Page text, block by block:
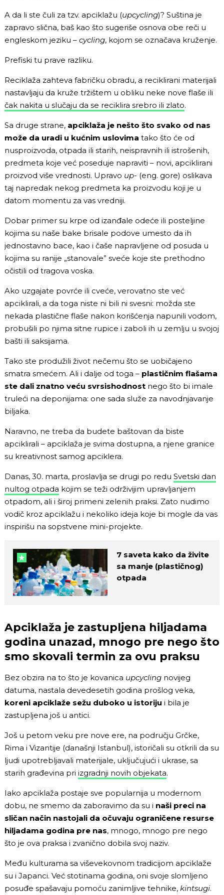
A da li ste čuli za tzv. apciklažu (upcycling)? Suština je
zapravo slična, baš kao što sugeriše osnova obe reči u
engleskom jeziku – cycling, kojom se označava kruženje.
Prefiski tu prave razliku.
Reciklaža zahteva fabričku obradu, a reciklirani materijali
nastavljaju da kruže tržištem u obliku neke nove flaše ili
čak nakita u slučaju da se reciklira srebro ili zlato.
Sa druge strane, apciklaža je nešto što svako od nas
može da uradi u kućnim uslovima tako što će od
nusproizvoda, otpada ili starih, neispravnih ili istrošenih,
predmeta koje već poseduje napraviti – novi, apciklirani
proizvod više vrednosti. Upravo up- (eng. gore) oslikava
taj napredak nekog predmeta ka proizvodu koji je u
datom momentu za vas vredniji.
Dobar primer su krpe od izanđale odeće ili posteljine
kojima su naše bake brisale podove umesto da ih
jednostavno bace, kao i čaše napravljene od posuda u
kojima su ranije „stanovale” sveće koje ste prethodno
očistili od tragova voska.
Ako uzgajate povrće ili cveće, verovatno ste već
apciklirali, a da toga niste ni bili ni svesni: možda ste
nekada plastične flaše nakon korišćenja napunili vodom,
probušili po njima sitne rupice i zaboli ih u zemlju u svojoj
bašti ili saksijama.
Tako ste produžili život nečemu što se uobičajeno
smatra smećem. Ali i dalje od toga – plastičnim flašama
ste dali znatno veću svrsishodnost nego što bi imale
truleći na deponijama: one sada služe za navodnjavanje
biljaka.
Naravno, ne treba da budete baštovan da biste
apciklirali – apciklaža je svima dostupna, a njene granice
su kreativnost samog apciklera.
Danas, 30. marta, proslavlja se drugi po redu Svetski dan
nultog otpada kojim se teži održivijim upravljanjem
otpadom, ali i široj primeni zelenih praksi. Zato nudimo
vodič kroz apciklažu i nekoliko ideja koje bi mogle da vas
inspirišu na sopstvene mini-projekte.
7 saveta kako da živite
sa manje (plastičnog)
otpada
Apciklaža je zastupljena hiljadama
godina unazad, mnogo pre nego što
smo skovali termin za ovu praksu
Bez obzira na to što je kovanica upcycling novijeg
datuma, nastala devedesetih godina prošlog veka,
koreni apciklaže sežu duboko u istoriju i bila je
zastupljena još u antici.
Još u petom veku pre nove ere, na području Grčke,
Rima i Vizantije (današnji Istanbul), istoričali su otkrili da su
ljudi upotrebljavali materijale, uključujući i ukrase, sa
starih građevina pri izgradnji novih objekata.
Iako apciklaža postaje sve popularnija u modernom
dobu, ne smemo da zaboravimo da su i naši preci na
sličan način nastojali da očuvaju ograničene resurse
hiljadama godina pre nas, mnogo, mnogo pre nego
što je ova praksa i zvanično dobila svoj naziv.
Među kulturama sa viševekovnom tradicijom apciklaže
su i Japanci. Već stotinama godina, oni svoje slomljeno
posuđe spašavaju pomoću zanimljive tehnike, kintsugi.